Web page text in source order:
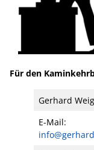
Für den
Gerhard
E-Mail: